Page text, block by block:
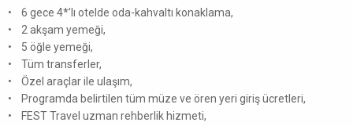
• 6 gece 4*’lı otelde oda-kahvaltı konaklama,
• 2 akşam yemeği,
• 5 öğle yemeği,
• Tüm transferler,
• Özel araçlar ile ulaşım,
• Programda belirtilen tüm müze ve ören yeri giriş ücretleri,
• FEST Travel uzman rehberlik hizmeti,